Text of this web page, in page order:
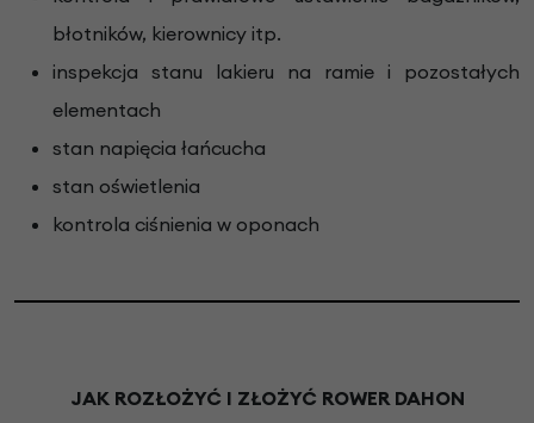
błotników, kierownicy itp.
inspekcja stanu lakieru na ramie i pozostałych
elementach
stan napięcia łańcucha
stan oświetlenia
kontrola ciśnienia w oponach
JAK ROZŁOŻYĆ I ZŁOŻYĆ ROWER DAHON